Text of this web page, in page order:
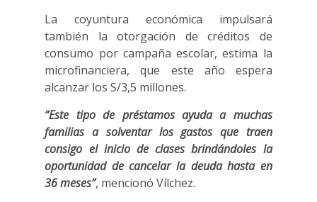
La coyuntura económica impulsará
también la otorgación de créditos de
consumo por campaña escolar, estima la
microfinanciera, que este año espera
alcanzar los S/3,5 millones.
“Este tipo de préstamos ayuda a muchas
familias a solventar los gastos que traen
consigo el inicio de clases brindándoles la
oportunidad de cancelar la deuda hasta en
36 meses”, mencionó Vílchez.